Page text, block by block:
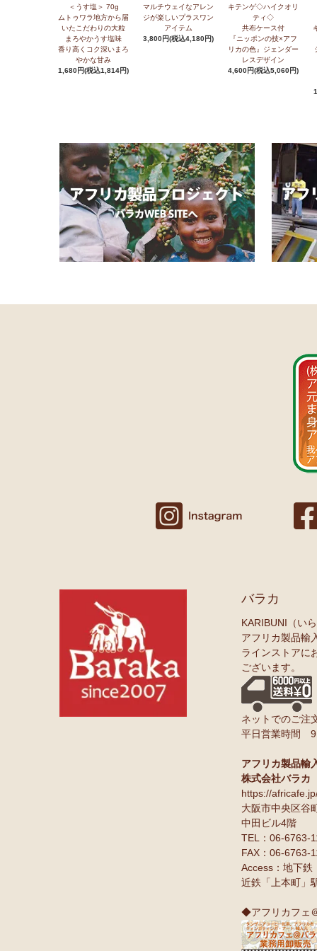
＜うす塩＞ 70g
ムトゥワラ地方から届
いたこだわりの大粒
まろやかうす塩味
香り高くコク深いまろ
やかな甘み
1,680円(税込1,814円)
マルチウェイなアレン
ジが楽しいプラスワン
アイテム
3,800円(税込4,180円)
キテンゲ◇ハイクオリ
ティ◇
共布ケース付
『ニッポンの技×アフ
リカの色』ジェンダー
レスデザイン
4,600円(税込5,060円)
バラカ
KARIBUNI（い
アフリカ製品輸
ラインストアに
ございます。
ネットでのご注
平日営業時間
アフリカ製品輸
株式会社バラカ
https://
大阪市中央区谷
中田ビル4階
TEL：06-6763-
FAX：06-6763-
Access：地下鉄
近鉄「上本町」
◆アフリカフェ